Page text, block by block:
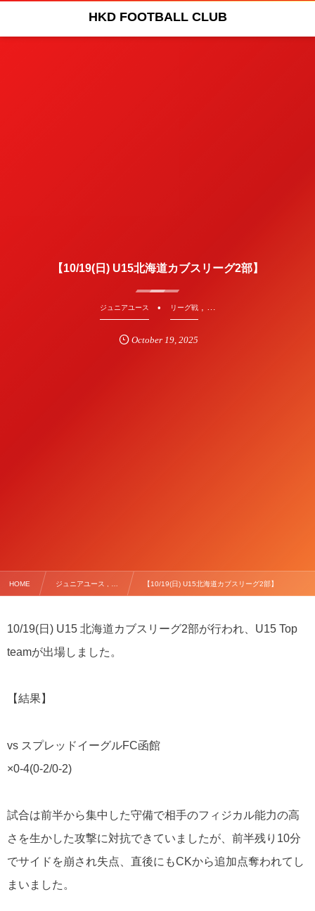
HKD FOOTBALL CLUB
【10/19(日) U15北海道カブスリーグ2部】
ジュニアユース リーグ戦, …
October 19,2025
HOME ジュニアユース , … 【10/19(日) U15北海道カブスリーグ2部】
10/19(日) U15 北海道カブスリーグ2部が行われ、U15 Top
teamが出場しました。
【結果】
vs スプレッドイーグルFC函館
×0-4(0-2/0-2)
試合は前半から集中した守備で相手のフィジカル能力の高
さを生かした攻撃に対抗できていましたが、前半残り10分
でサイドを崩され失点、直後にもCKから追加点奪われてし
まいました。